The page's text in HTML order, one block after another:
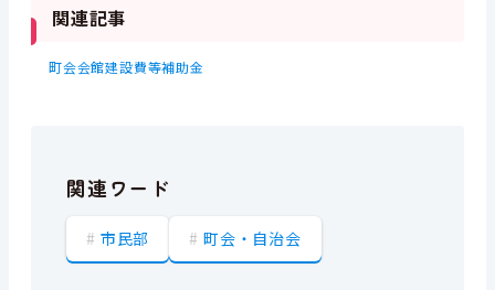
関連記事
町会会館建設費等補助金
関連ワード
市民部 町会・自治会